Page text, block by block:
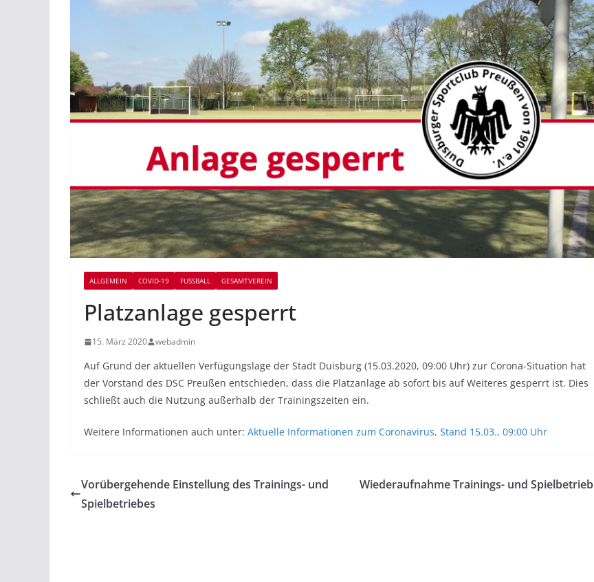
ALLGEMEIN COVID-19 FUSSBALL GESAMTVEREIN
Platzanlage gesperrt
15. März 2020 webadmin
Auf Grund der aktuellen Verfügungslage der Stadt Duisburg (15.03.2020, 09:00 Uhr) zur Corona-Situation hat
der Vorstand des DSC Preußen entschieden, dass die Platzanlage ab sofort bis auf Weiteres gesperrt ist. Dies
schließt auch die Nutzung außerhalb der Trainingszeiten ein.
Weitere Informationen auch unter: Aktuelle Informationen zum Coronavirus, Stand 15.03., 09:00 Uhr
Vorübergehende Einstellung des Trainings- und
Spielbetriebes
Wiederaufnahme Trainings- und Spielbetrieb